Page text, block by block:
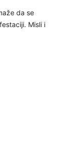
da se
Misli i